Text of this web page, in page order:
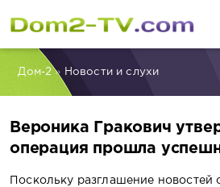
Дом-2» Новости и слухи
Вероника Гракович
операция прошла
Поскольку разглашение